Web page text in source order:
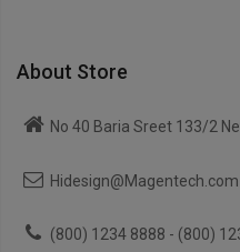
About Store
No 40 Baria Sreet 133/2
Hidesign@Magentech.com
(800) 1234 8888 - (800)